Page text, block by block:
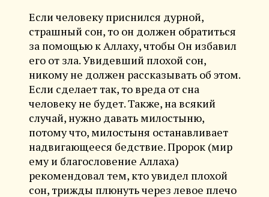
Если человеку приснился дурной,
страшный сон, то он должен обратиться
за помощью к Аллаху, чтобы Он избавил
его от зла. Увидевший плохой сон,
никому не должен рассказывать об этом.
Если сделает так, то вреда от сна
человеку не будет. Также, на всякий
случай, нужно давать милостыню,
потому что, милостыня останавливает
надвигающееся бедствие. Пророк (мир
ему и благословение Аллаха)
рекомендовал тем, кто увидел плохой
сон, трижды плюнуть через левое плечо